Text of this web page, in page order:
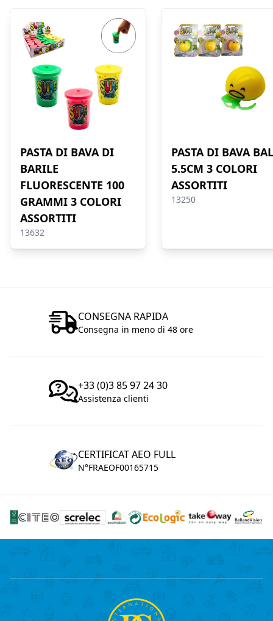
PASTA DI BAVA DI
BARILE
FLUORESCENTE 100
GRAMMI 3 COLORI
ASSORTITI
13632
PASTA DI BAVA
5.5CM 3 COLORI
ASSORTITI
13250
CONSEGNA RAPIDA
Consegna in meno di 48 ore
+33 (0)3 85 97 24 30
Assistenza clienti
CERTIFICAT AEO FULL
N°FRAEOF00165715